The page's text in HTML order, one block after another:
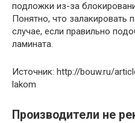
подложки из-за
Понятно, что залакировать
случае, если правильно
ламината.
Источник: http://bouw.ru/
lakom
Производители не